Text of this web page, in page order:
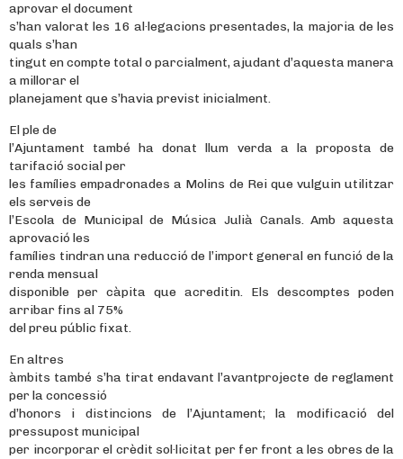
aprovar el document
s’han valorat les 16 al·legacions presentades, la majoria de les
quals s’han
tingut en compte total o parcialment, ajudant d’aquesta manera
a millorar el
planejament que s’havia previst inicialment.
El ple de
l’Ajuntament també ha donat llum verda a la proposta de
tarifació social per
les famílies empadronades a Molins de Rei que vulguin utilitzar
els serveis de
l’Escola de Municipal de Música Julià Canals. Amb aquesta
aprovació les
famílies tindran una reducció de l’import general en funció de la
renda mensual
disponible per càpita que acreditin. Els descomptes poden
arribar fins al 75%
del preu públic fixat.
En altres
àmbits també s’ha tirat endavant l’avantprojecte de reglament
per la concessió
d’honors i distincions de l’Ajuntament; la modificació del
pressupost municipal
per incorporar el crèdit sol·licitat per fer front a les obres de la